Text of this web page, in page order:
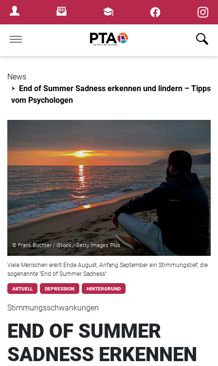
Login MenuNewsletterFortbildungen
Home
News
End of Summer Sadness erkennen und lindern – Tipps
vom Psychologen
© Frank Buchter / iStock / Getty Images Plus
Viele Menschen ereilt Ende August, Anfang September ein Stimmungstief, die
sogenannte "End of Summer Sadness"
AKTUELL DEPRESSION HINTERGRUND
Stimmungsschwankungen
END OF SUMMER
SADNESS ERKENNEN
×